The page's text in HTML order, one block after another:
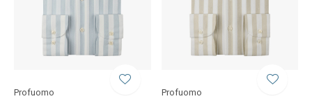
Profuomo Profuomo